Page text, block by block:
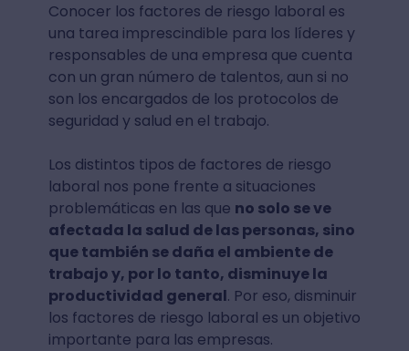
Conocer los factores de riesgo laboral es
una tarea imprescindible para los líderes y
responsables de una empresa que cuenta
con un gran número de talentos, aun si no
son los encargados de los protocolos de
seguridad y salud en el trabajo.
Los distintos tipos de factores de riesgo
laboral nos pone frente a situaciones
problemáticas en las que no solo se ve
afectada la salud de las personas, sino
que también se daña el ambiente de
trabajo y, por lo tanto, disminuye la
productividad general. Por eso, disminuir
los factores de riesgo laboral es un objetivo
importante para las empresas.